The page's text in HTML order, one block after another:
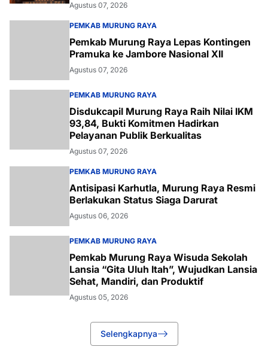
Agustus 07, 2026
PEMKAB MURUNG RAYA
Pemkab Murung Raya Lepas Kontingen
Pramuka ke Jambore Nasional XII
Agustus 07, 2026
PEMKAB MURUNG RAYA
Disdukcapil Murung Raya Raih Nilai IKM
93,84, Bukti Komitmen Hadirkan
Pelayanan Publik Berkualitas
Agustus 07, 2026
PEMKAB MURUNG RAYA
Antisipasi Karhutla, Murung Raya Resmi
Berlakukan Status Siaga Darurat
Agustus 06, 2026
PEMKAB MURUNG RAYA
Pemkab Murung Raya Wisuda Sekolah
Lansia “Gita Uluh Itah”, Wujudkan Lansia
Sehat, Mandiri, dan Produktif
Agustus 05, 2026
Selengkapnya